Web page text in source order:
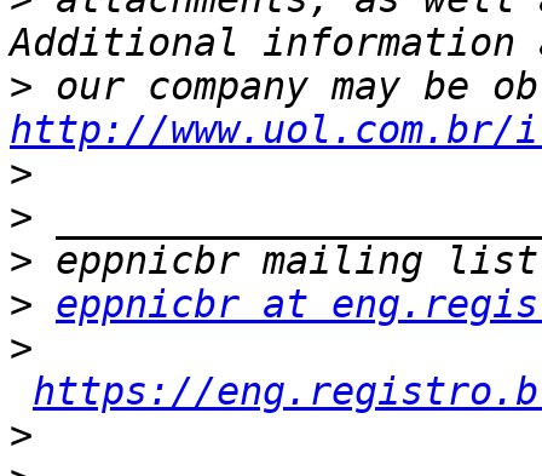
>
http://
>
>
>
> eppnicbr at
>
https://
>